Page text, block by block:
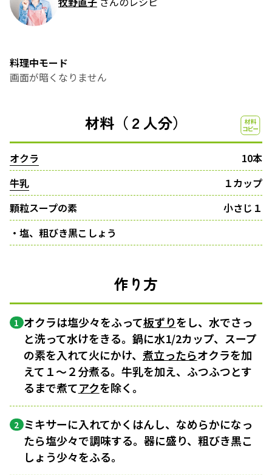
料理中モード
画面が暗くなりません
材料（２人分）
オクラ
10本
牛乳
１カップ
顆粒スープの素
小さじ１
・塩、粗びき黒こしょう
作り方
1 オクラは塩少々をふって板ずりをし、水でさっ
と洗って水けをきる。鍋に水1/2カップ、スープ
の素を入れて火にかけ、 煮立ったらオクラを加
えて１〜２分煮る。牛乳を加え、ふつふつとす
るまで煮てアクを除く。
2 ミキサーに入れてかくはんし、なめらかになっ
たら塩少々で調味する。器に盛り、粗びき黒こ
しょう少々をふる。